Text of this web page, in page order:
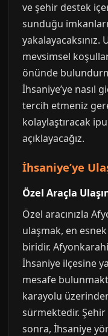
ve şehir destek
sunduğu
yakalayacaksınız.
mevsimsel
önünde
İhsaniye’ye nasıl
tercih etmeniz
kolaylaştıracak
açıklayacağız.
İhsaniye’ye
Özel Araçla
Özel aracınızla
ulaşmak, en
biridir.
İhsaniye ilçesine
mesafe
karayolu
sürmektedir. Şehir
sonra, İhsaniye